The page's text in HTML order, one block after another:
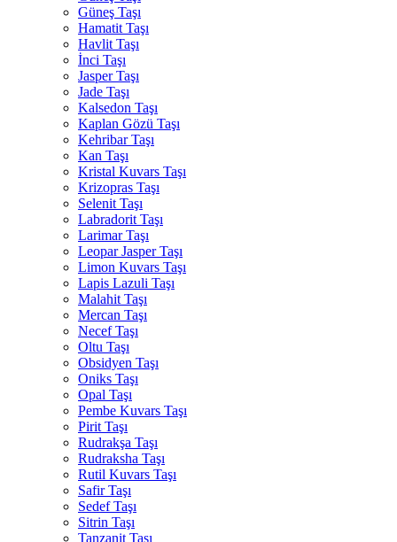
Güneş Taşı
Hamatit Taşı
Havlit Taşı
İnci Taşı
Jasper Taşı
Jade Taşı
Kalsedon Taşı
Kaplan Gözü Taşı
Kehribar Taşı
Kan Taşı
Kristal Kuvars Taşı
Krizopras Taşı
Selenit Taşı
Labradorit Taşı
Larimar Taşı
Leopar Jasper Taşı
Limon Kuvars Taşı
Lapis Lazuli Taşı
Malahit Taşı
Mercan Taşı
Necef Taşı
Oltu Taşı
Obsidyen Taşı
Oniks Taşı
Opal Taşı
Pembe Kuvars Taşı
Pirit Taşı
Rudrakşa Taşı
Rudraksha Taşı
Rutil Kuvars Taşı
Safir Taşı
Sedef Taşı
Sitrin Taşı
Tanzanit Taşı